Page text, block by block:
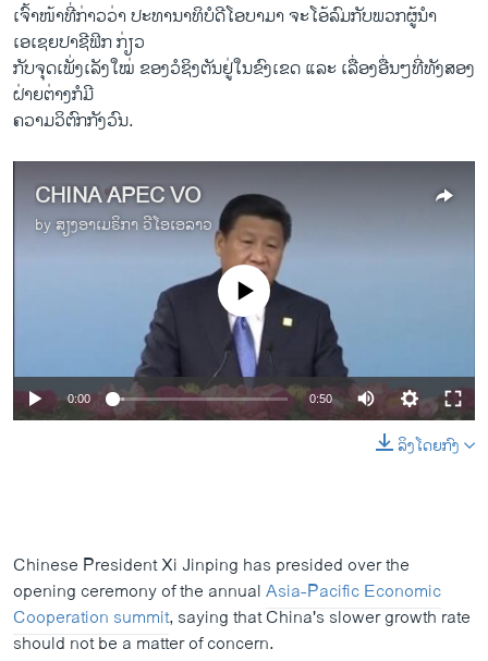
ເຈົ້າໜ້າທີ່ກ່າວວ່າ ປະທານາທິບໍດີໂອບາມາ ຈະໂອ້ລົມກັບພວກຜູ້ນຳ
ເອເຊຍປາຊີຟິກ ກ່ຽວ
ກັບຈຸດເພັ່ງເລັງໃໝ່ ຂອງວໍຊິງຕັນຢູ່ໃນຂົງເຂດ ແລະ ເລື່ອງອື່ນໆທີ່ທັງສອງ
ຝ່າຍຕ່າງກໍມີ
ຄວາມວິຕົກກັງວົນ.
CHINA APEC VO
by ສຽງອາເມຣິກາ ວີໂອເອລາວ
No media source currently available
0:00 0:50
ລິງໂດຍກົງ
Chinese President Xi Jinping has presided over the
opening ceremony of the annualAsia-Pacific Economic
Cooperation summit, saying that China's slower growth rate
should not be a matter of concern.